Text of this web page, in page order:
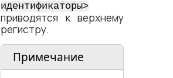
идентификаторы​>
приводятся к верхнему
регистру.
Примечание